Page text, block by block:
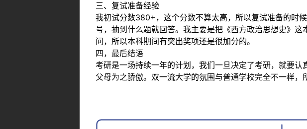
三、复试准备经验
我初试分数380+，这个分数不算太高，所以复试准备的时
号，抽到什么题就回答。我主要是把《西方政治思想史》
问，所以本科期间有突出奖项还是很加分的。
四，最后结语
考研是一场持续一年的计划，我们一旦决定了考研，就要
父母为之骄傲。双一流大学的氛围与普通学校完全不一样